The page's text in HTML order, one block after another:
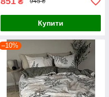
Купити
–10%